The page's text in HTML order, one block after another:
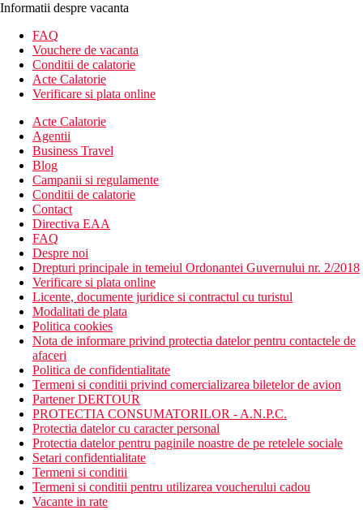
Informatii despre vacanta
FAQ
Vouchere de vacanta
Conditii de calatorie
Acte Calatorie
Verificare si plata online
Acte Calatorie
Agentii
Business Travel
Blog
Campanii si regulamente
Conditii de calatorie
Contact
Directiva EAA
FAQ
Despre noi
Drepturi principale in temeiul Ordonantei Guvernului nr. 2/2018
Verificare si plata online
Licente, documente juridice si contractul cu turistul
Modalitati de plata
Politica cookies
Nota de informare privind protectia datelor pentru contactele de
afaceri
Politica de confidentialitate
Termeni si conditii privind comercializarea biletelor de avion
Partener DERTOUR
PROTECTIA CONSUMATORILOR - A.N.P.C.
Protectia datelor cu caracter personal
Protectia datelor pentru paginile noastre de pe retelele sociale
Setari confidentialitate
Termeni si conditii
Termeni si conditii pentru utilizarea voucherului cadou
Vacante in rate